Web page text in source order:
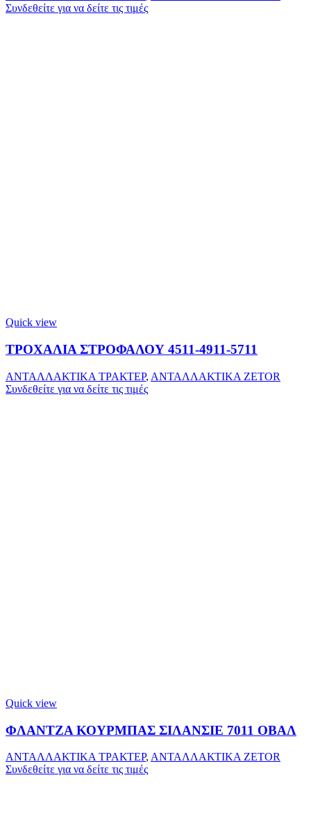
Συνδεθείτε για να δείτε τις τιμές
Quick view
ΤΡΟΧΑΛΙΑ ΣΤΡΟΦΑΛΟΥ 4511-4911-5711
ΑΝΤΑΛΛΑΚΤΙΚΑ ΤΡΑΚΤΕΡ, ΑΝΤΑΛΛΑΚΤΙΚΑ ZETOR
Συνδεθείτε για να δείτε τις τιμές
Quick view
ΦΛΑΝΤΖΑ ΚΟΥΡΜΠΑΣ ΣΙΛΑΝΣΙΕ 7011 ΟΒΑΛ
ΑΝΤΑΛΛΑΚΤΙΚΑ ΤΡΑΚΤΕΡ, ΑΝΤΑΛΛΑΚΤΙΚΑ ZETOR
Συνδεθείτε για να δείτε τις τιμές